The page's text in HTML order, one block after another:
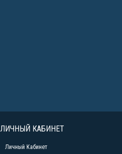
ЛИЧНЫЙ КАБИНЕТ
Личный Кабинет